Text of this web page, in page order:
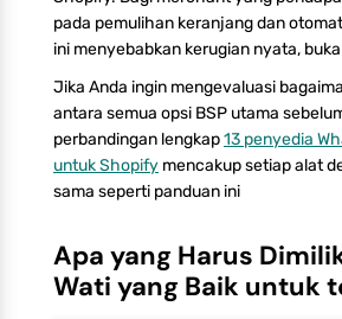
pada pemulihan keranjang dan
ini menyebabkan kerugian nyata,
Jika Anda ingin mengevaluasi
antara semua opsi BSP utama
perbandingan lengkap13 penyedia
untuk Shopify mencakup setiap alat
sama seperti panduan ini
Apa yang Harus
Wati yang Baik untuk